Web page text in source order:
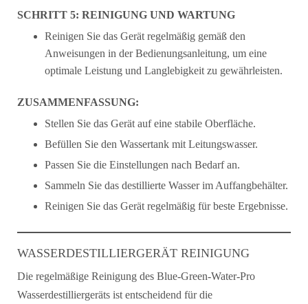
SCHRITT 5: REINIGUNG UND WARTUNG
Reinigen Sie das Gerät regelmäßig gemäß den
Anweisungen in der Bedienungsanleitung, um eine
optimale Leistung und Langlebigkeit zu gewährleisten.
ZUSAMMENFASSUNG:
Stellen Sie das Gerät auf eine stabile Oberfläche.
Befüllen Sie den Wassertank mit Leitungswasser.
Passen Sie die Einstellungen nach Bedarf an.
Sammeln Sie das destillierte Wasser im Auffangbehälter.
Reinigen Sie das Gerät regelmäßig für beste Ergebnisse.
WASSERDESTILLIERGERÄT REINIGUNG
Die regelmäßige Reinigung des Blue-Green-Water-Pro
Wasserdestilliergeräts ist entscheidend für die